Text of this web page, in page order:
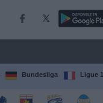
Bundesliga Ligue 1